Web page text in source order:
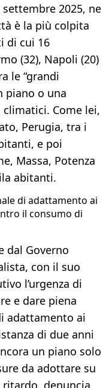
2025, ne
è la più colpita
di cui 16
(32), Napoli (20)
le “grandi
piano o una
Come lei,
Perugia, tra i
e poi
Massa, Potenza
abitanti.
di adattamento ai
il consumo di
dal Governo
con il suo
l’urgenza di
e dare piena
adattamento ai
di due anni
un piano solo
da adottare su